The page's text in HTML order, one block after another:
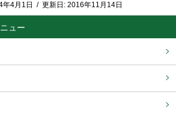
年4月1日 / 更新日: 2016年11月14日